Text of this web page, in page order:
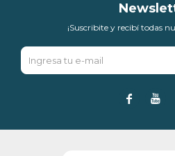
¡Suscribite y recibí todas
 